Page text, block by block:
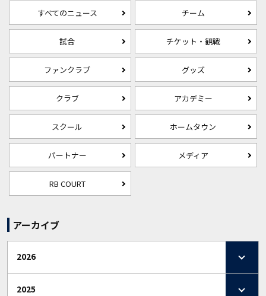
すべてのニュース チーム
試合 チケット・観戦
ファンクラブ グッズ
クラブ アカデミー
スクール ホームタウン
パートナー メディア
RB COURT
アーカイブ
2026
2025